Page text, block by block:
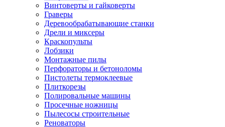
Винтоверты и гайковерты
Граверы
Деревообрабатывающие станки
Дрели и миксеры
Краскопульты
Лобзики
Монтажные пилы
Перфораторы и бетоноломы
Пистолеты термоклеевые
Плиткорезы
Полировальные машины
Просечные ножницы
Пылесосы строительные
Реноваторы